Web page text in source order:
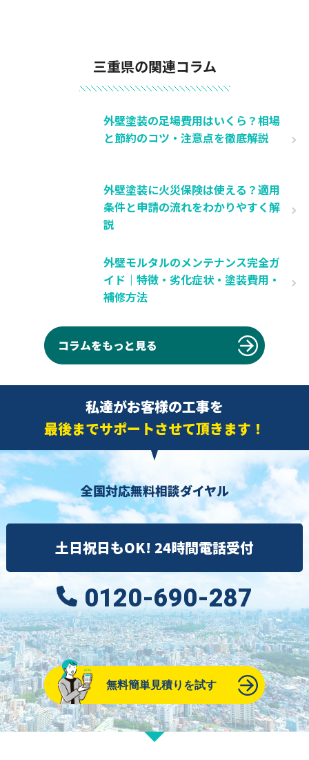
三重県の関連コラム
外壁塗装の足場費用はいくら？相場
と節約のコツ・注意点を徹底解説
外壁塗装に火災保険は使える？適用
条件と申請の流れをわかりやすく解
説
外壁モルタルのメンテナンス完全ガ
イド｜特徴・劣化症状・塗装費用・
補修方法
コラムをもっと見る
私達がお客様の工事を
最後までサポートさせて頂きます！
全国対応無料相談ダイヤル
土日祝日もOK! 24時間電話受付
0120-690-287
無料簡単見積りを試す